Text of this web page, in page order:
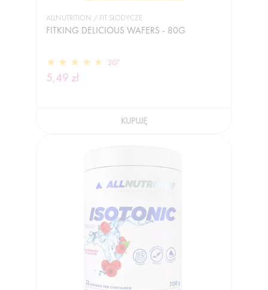
ALLNUTRITION / FIT SŁODYCZE
FITKING DELICIOUS WAFERS - 80G
207
5,49 zł
KUPUJĘ